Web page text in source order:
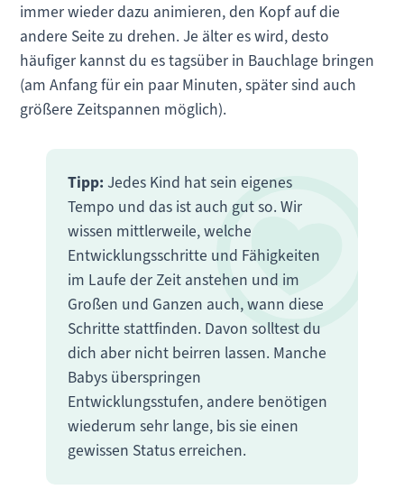
immer wieder dazu animieren, den Kopf auf die
andere Seite zu drehen. Je älter es wird, desto
häufiger kannst du es tagsüber in Bauchlage bringen
(am Anfang für ein paar Minuten, später sind auch
größere Zeitspannen möglich).
Tipp: Jedes Kind hat sein eigenes
Tempo und das ist auch gut so. Wir
wissen mittlerweile, welche
Entwicklungsschritte und Fähigkeiten
im Laufe der Zeit anstehen und im
Großen und Ganzen auch, wann diese
Schritte stattfinden. Davon solltest du
dich aber nicht beirren lassen. Manche
Babys überspringen
Entwicklungsstufen, andere benötigen
wiederum sehr lange, bis sie einen
gewissen Status erreichen.